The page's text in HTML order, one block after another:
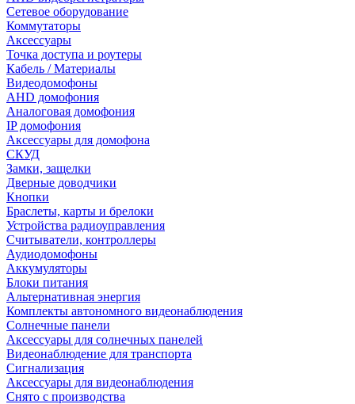
Сетевое оборудование
Коммутаторы
Аксессуары
Точка доступа и роутеры
Кабель / Материалы
Видеодомофоны
AHD домофония
Аналоговая домофония
IP домофония
Аксессуары для домофона
СКУД
Замки, защелки
Дверные доводчики
Кнопки
Браслеты, карты и брелоки
Устройства радиоуправления
Считыватели, контроллеры
Аудиодомофоны
Аккумуляторы
Блоки питания
Альтернативная энергия
Комплекты автономного видеонаблюдения
Солнечные панели
Аксессуары для солнечных панелей
Видеонаблюдение для транспорта
Сигнализация
Аксессуары для видеонаблюдения
Снято с производства